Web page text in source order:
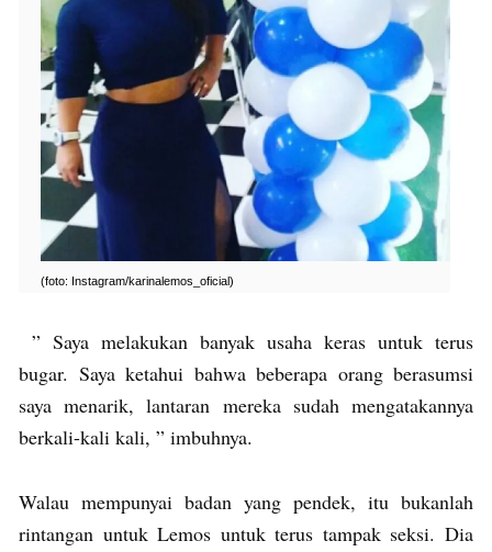
(foto: Instagram/karinalemos_oficial)
” Saya melakukan banyak usaha keras untuk terus
bugar. Saya ketahui bahwa beberapa orang berasumsi
saya menarik, lantaran mereka sudah mengatakannya
berkali-kali kali, ” imbuhnya.
Walau mempunyai badan yang pendek, itu bukanlah
rintangan untuk Lemos untuk terus tampak seksi. Dia